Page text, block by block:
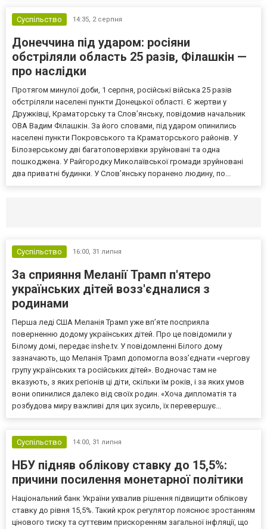
Суспільство 14:35, 2 серпня
Донеччина під ударом: росіяни
обстріляли область 25 разів, Філашкін —
про наслідки
Протягом минулої доби, 1 серпня, російські війська 25 разів
обстріляли населені пункти Донецької області. Є жертви у
Дружківці, Краматорську та Слов’янську, повідомив начальник
ОВА Вадим Філашкін. За його словами, під ударом опинились
населені пункти Покровського та Краматорського районів. У
Білозерському дві багатоповерхівки зруйновані та одна
пошкоджена. У Райгородку Миколаївської громади зруйновані
два приватні будинки. У Слов’янську поранено людину, по...
Суспільство 16:00, 31 липня
За сприяння Меланії Трамп п'ятеро
українських дітей возз'єдналися з
родинами
Перша леді США Меланія Трамп уже впʼяте посприяла
поверненню додому українських дітей. Про це повідомили у
Білому домі, передає inshe.tv. У повідомленні Білого дому
зазначають, що Меланія Трамп допомогла возз’єднати «чергову
групу українських та російських дітей». Водночас там не
вказують, з яких регіонів ці діти, скільки їм років, і за яких умов
вони опинилися далеко від своїх родин. «Хоча дипломатія та
розбудова миру важливі для цих зусиль, їх перевершує...
Суспільство 14:00, 31 липня
НБУ підняв облікову ставку до 15,5%:
причини посилення монетарної політики
Національний банк України ухвалив рішення підвищити облікову
ставку до рівня 15,5%. Такий крок регулятор пояснює зростанням
цінового тиску та суттєвим прискоренням загальної інфляції, що